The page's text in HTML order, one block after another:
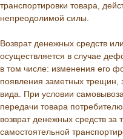
транспортировки товара,
непреодолимой силы.
Возврат денежных средств
осуществляется в случае
в том числе: изменения его
появления заметных трещин,
вида. При условии
передачи товара
возврат денежных средств
самостоятельной